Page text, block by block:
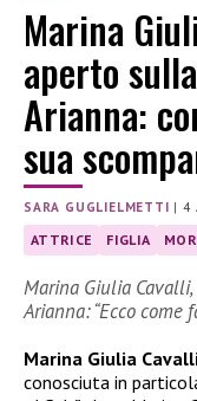
Marina
aperto
Arianna:
sua
SARA GUGLIELMETTI |4
ATTRICE FIGLIA
Marina Giulia
Arianna: “Ecco come
Marina Giulia
conosciuta in